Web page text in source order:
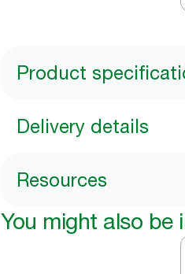
Product
Delivery details
Resources
You might also be